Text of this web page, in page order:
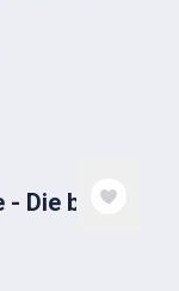
Die bunte